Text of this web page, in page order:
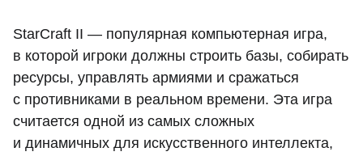
StarCraft II — популярная компьютерная игра,
в которой игроки должны строить базы, собирать
ресурсы, управлять армиями и сражаться
с противниками в реальном времени. Эта игра
считается одной из самых сложных
и динамичных для искусственного интеллекта,